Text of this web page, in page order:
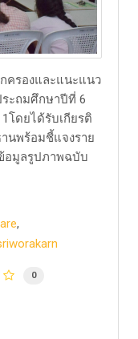
ครองและแนะแนว
ะถมศึกษาปีที่ 6
โดยได้รับเกียรติ
นพร้อมชี้แจงราย
ข้อมูลรูปภาพฉบับ
0